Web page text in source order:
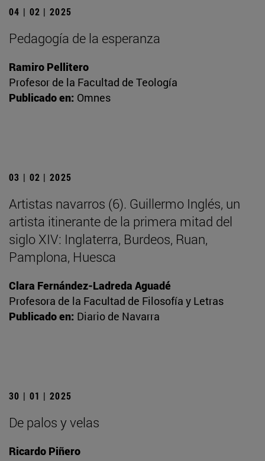
04 | 02 | 2025
Pedagogía de la esperanza
Ramiro Pellitero
Profesor de la Facultad de Teología
Publicado en: Omnes
03 | 02 | 2025
Artistas navarros (6). Guillermo Inglés, un
artista itinerante de la primera mitad del
siglo XIV: Inglaterra, Burdeos, Ruan,
Pamplona, Huesca
Clara Fernández-Ladreda Aguadé
Profesora de la Facultad de Filosofía y Letras
Publicado en: Diario de Navarra
30 | 01 | 2025
De palos y velas
Ricardo Piñero